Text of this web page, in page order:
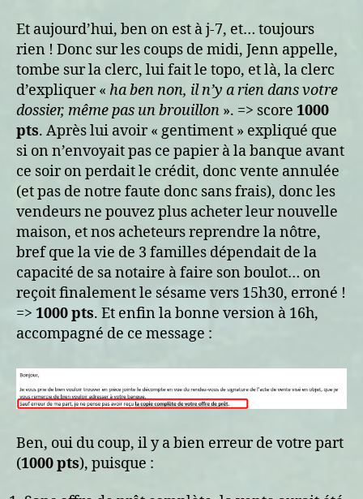
Et aujourd’hui, ben on est à j-7, et… toujours
rien ! Donc sur les coups de midi, Jenn appelle,
tombe sur la clerc, lui fait le topo, et là, la clerc
d’expliquer « ha ben non, il n’y a rien dans votre
dossier, même pas un brouillon ». => score 1000
pts. Après lui avoir « gentiment » expliqué que
si on n’envoyait pas ce papier à la banque avant
ce soir on perdait le crédit, donc vente annulée
(et pas de notre faute donc sans frais), donc les
vendeurs ne pouvez plus acheter leur nouvelle
maison, et nos acheteurs reprendre la nôtre,
bref que la vie de 3 familles dépendait de la
capacité de sa notaire à faire son boulot… on
reçoit finalement le sésame vers 15h30, erroné !
=> 1000 pts. Et enfin la bonne version à 16h,
accompagné de ce message :
Ben, oui du coup, il y a bien erreur de votre part
(1000 pts), puisque :